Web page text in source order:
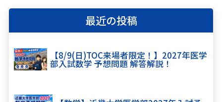
最近の投稿
【8/9(日)TOC来場者限定！】2027年医学
部入試数学 予想問題 解答解説！